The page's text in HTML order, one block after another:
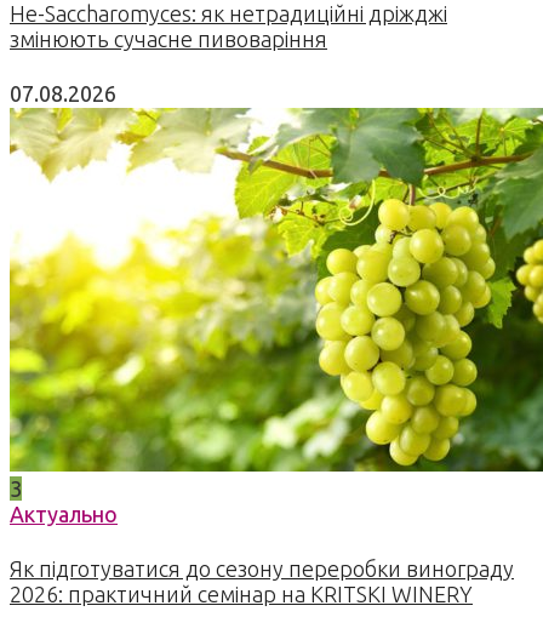
Не-Saccharomyces: як нетрадиційні дріжджі
змінюють сучасне пивоваріння
07.08.2026
3
Актуально
Як підготуватися до сезону переробки винограду
2026: практичний семінар на KRITSKI WINERY